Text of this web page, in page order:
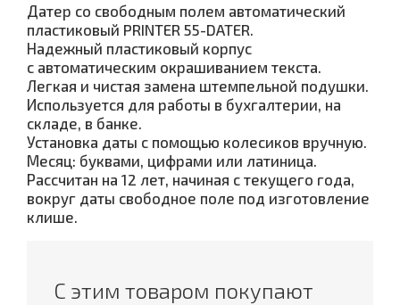
Датер со свободным полем автоматический
пластиковый PRINTER 55-DATER.
Надежный пластиковый корпус
с автоматическим окрашиванием текста.
Легкая и чистая замена штемпельной подушки.
Используется для работы в бухгалтерии, на
складе, в банке.
Установка даты с помощью колесиков вручную.
Месяц: буквами, цифрами или латиница.
Рассчитан на 12 лет, начиная с текущего года,
вокруг даты свободное поле под изготовление
клише.
С этим товаром покупают